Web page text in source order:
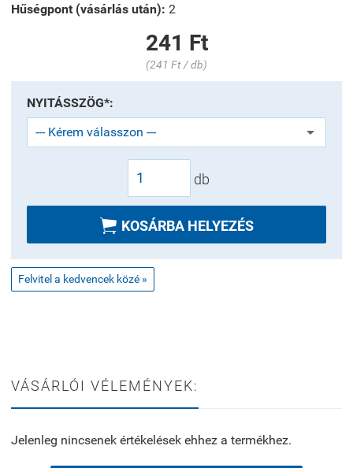
Hűségpont (vásárlás után): 2
241 Ft
(241 Ft / db)
NYITÁSSZÖG*:
db
 KOSÁRBA HELYEZÉS
Felvitel a kedvencek közé »
VÁSÁRLÓI VÉLEMÉNYEK:
Jelenleg nincsenek értékelések ehhez a termékhez.